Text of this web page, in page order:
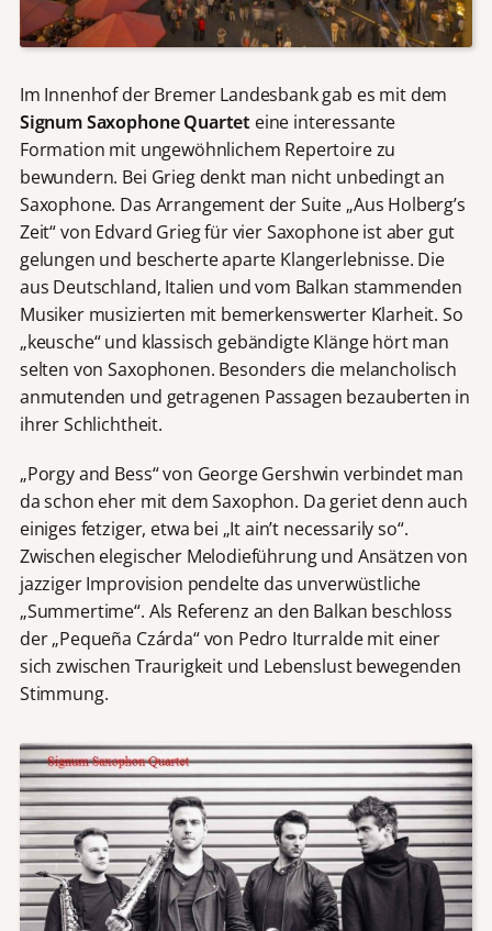
Im Innenhof der Bremer Landesbank gab es mit dem
Signum Saxophone Quartet eine interessante
Formation mit ungewöhnlichem Repertoire zu
bewundern. Bei Grieg denkt man nicht unbedingt an
Saxophone. Das Arrangement der Suite „Aus Holberg’s
Zeit“ von Edvard Grieg für vier Saxophone ist aber gut
gelungen und bescherte aparte Klangerlebnisse. Die
aus Deutschland, Italien und vom Balkan stammenden
Musiker musizierten mit bemerkenswerter Klarheit. So
„keusche“ und klassisch gebändigte Klänge hört man
selten von Saxophonen. Besonders die melancholisch
anmutenden und getragenen Passagen bezauberten in
ihrer Schlichtheit.
„Porgy and Bess“ von George Gershwin verbindet man
da schon eher mit dem Saxophon. Da geriet denn auch
einiges fetziger, etwa bei „It ain’t necessarily so“.
Zwischen elegischer Melodieführung und Ansätzen von
jazziger Improvision pendelte das unverwüstliche
„Summertime“. Als Referenz an den Balkan beschloss
der „Pequeña Czárda“ von Pedro Iturralde mit einer
sich zwischen Traurigkeit und Lebenslust bewegenden
Stimmung.